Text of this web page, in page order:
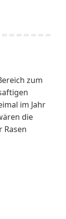
zum
im Jahr
die
Rasen